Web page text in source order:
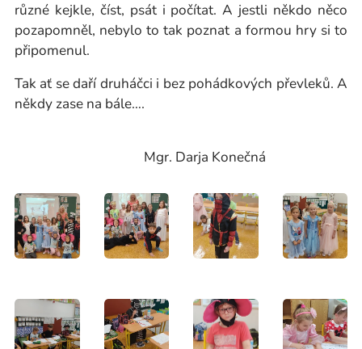
různé kejkle, číst, psát i počítat. A jestli někdo něco
pozapomněl, nebylo to tak poznat a formou hry si to
připomenul.
Tak ať se daří druháčci i bez pohádkových převleků. A
někdy zase na bále….
Mgr. Darja Konečná